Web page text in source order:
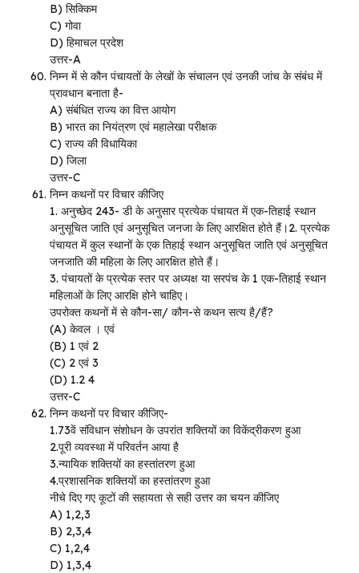
B) सिक्किम
C) गोवा
D) हिमाचल प्रदेश
उत्तर-A
निम्न में से कौन पंचायतों के लेखों के संचालन एवं उनकी जांच के संबंध में
प्रावधान बनाता है-
A) संबंधित राज्य का वित्त आयोग
B) भारत का नियंत्रण एवं महालेखा परीक्षक
C) राज्य की विधायिका
D) जिला
उत्तर-C
निम्न कथनों पर विचार कीजिए
1. अनुच्छेद 243- डी के अनुसार प्रत्येक पंचायत में एक-तिहाई स्थान
अनुसूचित जाति एवं अनुसूचित जनजा के लिए आरक्षित होते हैं।2. प्रत्येक
पंचायत में कुल स्थानों के एक तिहाई स्थान अनुसूचित जाति एवं अनुसूचित
जनजाति की महिला के लिए आरक्षित होते हैं।
3. पंचायतों के प्रत्येक स्तर पर अध्यक्ष या सरपंच के 1 एक-तिहाई स्थान
महिलाओं के लिए आरक्षि होने चाहिए।
उपरोक्त कथनों में से कौन-सा/ कौन-से कथन सत्य है/हैं?
(A) केवल । एवं
(B) 1 एवं 2
(C) 2 एवं 3
(D) 1.2 4
उत्तर-C
निम्न कथनों पर विचार कीजिए-
1.73वें संविधान संशोधन के उपरांत शक्तियों का विकेंद्रीकरण हुआ
2.पूरी व्यवस्था में परिवर्तन आया है
3.न्यायिक शक्तियों का हस्तांतरण हुआ
4.प्रशासनिक शक्तियों का हस्तांतरण हुआ
नीचे दिए गए कूटों की सहायता से सही उत्तर का चयन कीजिए
A) 1,2,3
B) 2,3,4
C) 1,2,4
D) 1,3,4